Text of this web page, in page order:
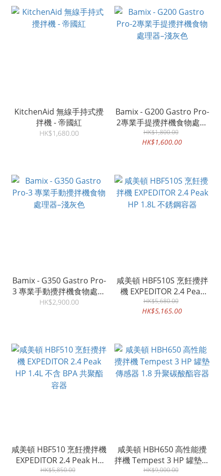
KitchenAid 無線手持式攪
拌機 - 帝國紅
HK$1,680.00
Bamix - G200 Gastro Pro-
2專業手提攪拌機食物處理
器–淺灰色
HK$1,800.00
HK$1,600.00
Bamix - G350 Gastro Pro-
3 專業手動攪拌機食物處理
器–淺灰色
HK$2,900.00
咸美頓 HBF510S 烹飪攪拌
機 EXPEDITOR 2.4 Peak
HP 1.8L 不銹鋼容器
HK$5,680.00
HK$5,165.00
咸美頓 HBF510 烹飪攪拌機
EXPEDITOR 2.4 Peak HP
1.4L 不含 BPA 共聚酯容器
HK$5,850.00
咸美頓 HBH650 高性能攪
拌機 Tempest 3 HP 罐墊傳
感器 1.8 升聚碳酸酯容器
HK$9,000.00